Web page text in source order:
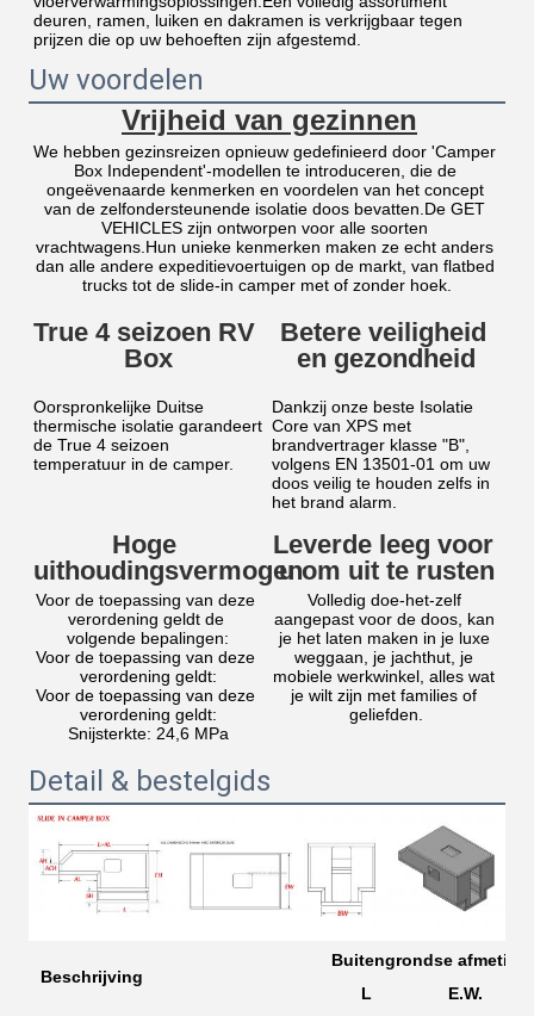
deuren, ramen, luiken en dakramen is verkrijgbaar tegen
prijzen die op uw behoeften zijn afgestemd.
Uw voordelen
Vrijheid van gezinnen
We hebben gezinsreizen opnieuw gedefinieerd door 'Camper
Box Independent'-modellen te introduceren, die de
ongeëvenaarde kenmerken en voordelen van het concept
van de zelfondersteunende isolatie doos bevatten.De GET
VEHICLES zijn ontworpen voor alle soorten
vrachtwagens.Hun unieke kenmerken maken ze echt anders
dan alle andere expeditievoertuigen op de markt, van flatbed
trucks tot de slide-in camper met of zonder hoek.
True 4 seizoen RV
Box
Oorspronkelijke Duitse
thermische isolatie garandeert
de True 4 seizoen
temperatuur in de camper.
Betere veiligheid
en gezondheid
Dankzij onze beste Isolatie
Core van XPS met
brandvertrager klasse "B",
volgens EN 13501-01 om uw
doos veilig te houden zelfs in
het brand alarm.
Hoge
uithoudingsvermogen
Voor de toepassing van deze
verordening geldt de
volgende bepalingen:
Voor de toepassing van deze
verordening geldt:
Voor de toepassing van deze
verordening geldt:
Snijsterkte: 24,6 MPa
Leverde leeg voor
u om uit te rusten
Volledig doe-het-zelf
aangepast voor de doos, kan
je het laten maken in je luxe
weggaan, je jachthut, je
mobiele werkwinkel, alles wat
je wilt zijn met families of
geliefden.
Detail & bestelgids
Beschrijving
Buitengrondse afmeting
L
E.W.